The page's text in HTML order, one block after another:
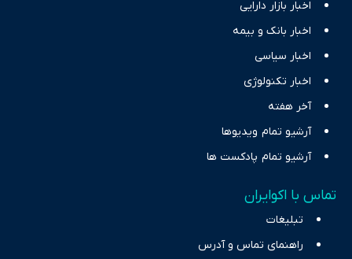
اخبار بازار دارایی
اخبار بانک و بیمه
اخبار سیاسی
اخبار تکنولوژی
آخر هفته
آرشیو تمام ویدیوها
آرشیو تمام پادکست ها
تماس با اکوایران
تبلیغات
راهنمای تماس و آدرس